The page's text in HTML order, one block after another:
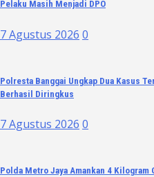
Pelaku Masih Menjadi DPO
7 Agustus 2026 0
Polresta Banggai Ungkap Dua Kasus
Berhasil Diringkus
7 Agustus 2026 0
Polda Metro Jaya Amankan 4 Kilogram